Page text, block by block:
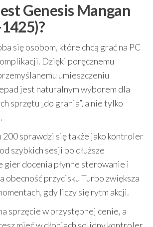
Genesis Mangan
się osobom, które chcą grać na PC
Dzięki poręcznemu
umieszczeniu
jest naturalnym wyborem dla
sprzętu „do grania”, a nie tylko
200 sprawdzi się także jako kontroler
szybkich sesji po dłuższe
docenia płynne sterowanie i
obecność przycisku Turbo zwiększa
gdy liczy się rytm akcji.
sprzęcie w przystępnej cenie, a
mieć w dłoniach solidny kontroler